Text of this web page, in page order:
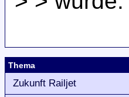
Thema
Zukunft Railjet